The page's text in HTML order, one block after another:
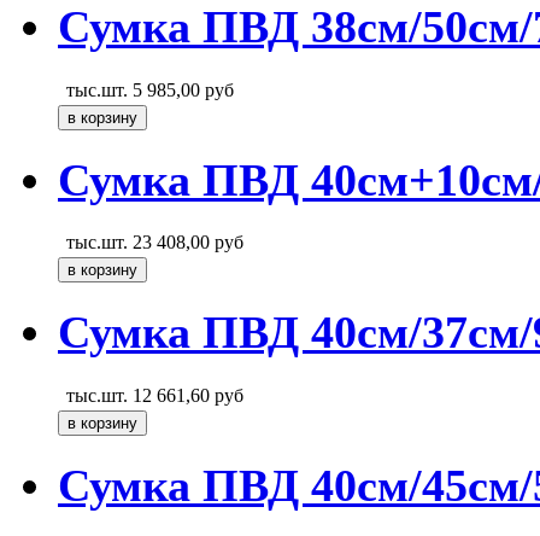
Сумка ПВД 38см/50см/
тыс.шт. 5 985,00 руб
Сумка ПВД
тыс.шт. 23 408,00 руб
Сумка ПВД 40см/
тыс.шт. 12 661,60 руб
Сумка ПВД 40см/